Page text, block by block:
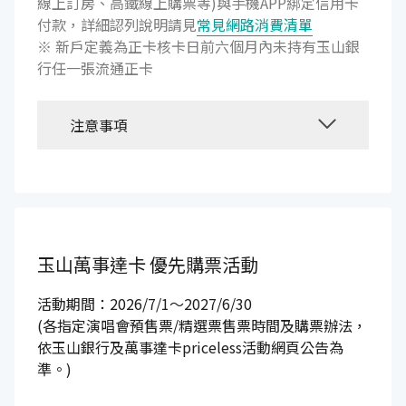
付款，詳細認列說明請見常見網路消費清單
※ 新戶定義為正卡核卡日前六個月內未持有玉山銀
行任一張流通正卡
注意事項
玉山萬事達卡優先購票活動
活動期間：2026/7/1～2027/6/30
(各指定演唱會預售票/精選票售票時間及購票辦法，
依玉山銀行及萬事達卡priceless活動網頁公告為
準。)